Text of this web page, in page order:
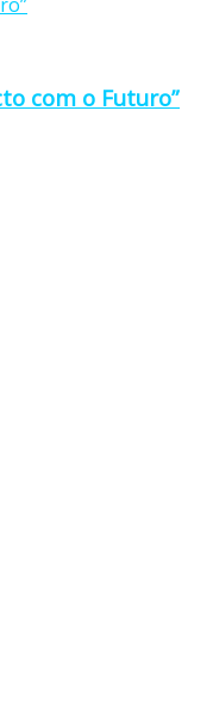
com o Futuro”